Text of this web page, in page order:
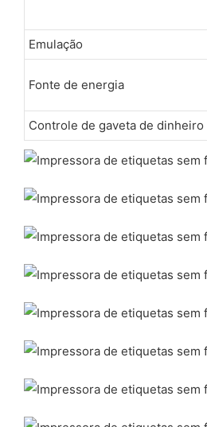
Emulação
Fonte de energia
Controle de gaveta de dinheiro